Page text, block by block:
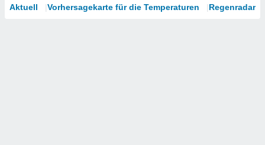
Aktuell Vorhersagekarte für die Temperaturen Regenradar